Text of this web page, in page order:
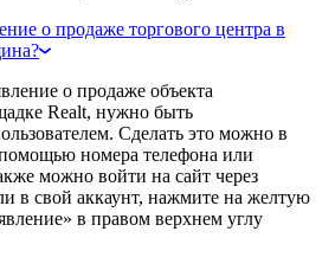
о продаже торгового центра в
о продаже объекта
Realt, нужно быть
Сделать это можно в
номера телефона или
можно войти на сайт через
в свой аккаунт, нажмите на желтую
в правом верхнем углу